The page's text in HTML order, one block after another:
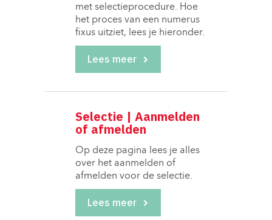
met selectieprocedure. Hoe
het proces van een numerus
fixus uitziet, lees je hieronder.
Lees meer
Selectie | Aanmelden
of afmelden
Op deze pagina lees je alles
over het aanmelden of
afmelden voor de selectie.
Lees meer